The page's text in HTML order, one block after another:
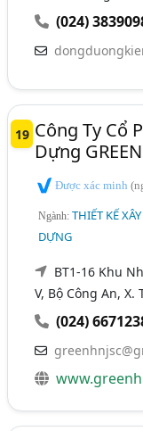
(024)
19 Công Ty Cổ
Dựng
Được xác minh
Ngành:THIẾT KẾ
DỰNG
BT1-16 Khu
V, Bộ Công An, X.
(024)